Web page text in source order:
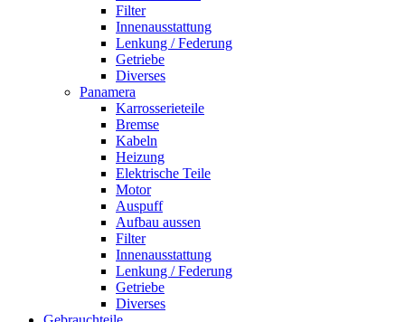
Filter
Innenausstattung
Lenkung / Federung
Getriebe
Diverses
Panamera
Karrosserieteile
Bremse
Kabeln
Heizung
Elektrische Teile
Motor
Auspuff
Aufbau aussen
Filter
Innenausstattung
Lenkung / Federung
Getriebe
Diverses